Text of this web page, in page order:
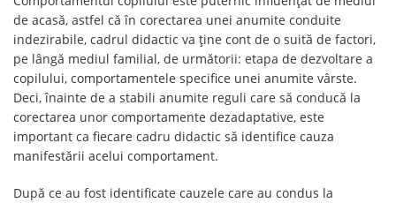
de acasă, astfel că în corectarea unei anumite conduite
indezirabile, cadrul didactic va ţine cont de o suită de factori,
pe lângă mediul familial, de următorii: etapa de dezvoltare a
copilului, comportamentele specifice unei anumite vârste.
Deci, înainte de a stabili anumite reguli care să conducă la
corectarea unor comportamente dezadaptative, este
important ca fiecare cadru didactic să identifice cauza
manifestării acelui comportament.
După ce au fost identificate cauzele care au condus la